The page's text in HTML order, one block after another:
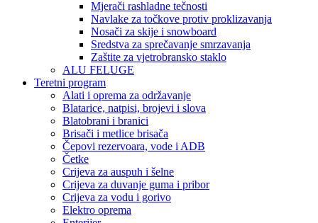
Mjerači rashladne tečnosti
Navlake za točkove protiv proklizavanja
Nosači za skije i snowboard
Sredstva za sprečavanje smrzavanja
Zaštite za vjetrobransko staklo
ALU FELUGE
Teretni program
Alati i oprema za održavanje
Blatarice, natpisi, brojevi i slova
Blatobrani i branici
Brisači i metlice brisača
Čepovi rezervoara, vode i ADB
Četke
Crijeva za auspuh i šelne
Crijeva za duvanje guma i pribor
Crijeva za vodu i gorivo
Elektro oprema